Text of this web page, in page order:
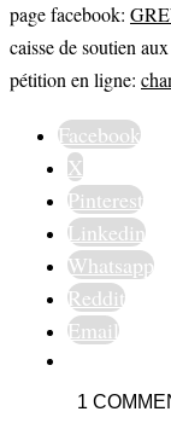
page facebook:
caisse de soutien
pétition en ligne:
Facebook
X
Pinterest
Linkedin
Whatsapp
Reddit
Email
1